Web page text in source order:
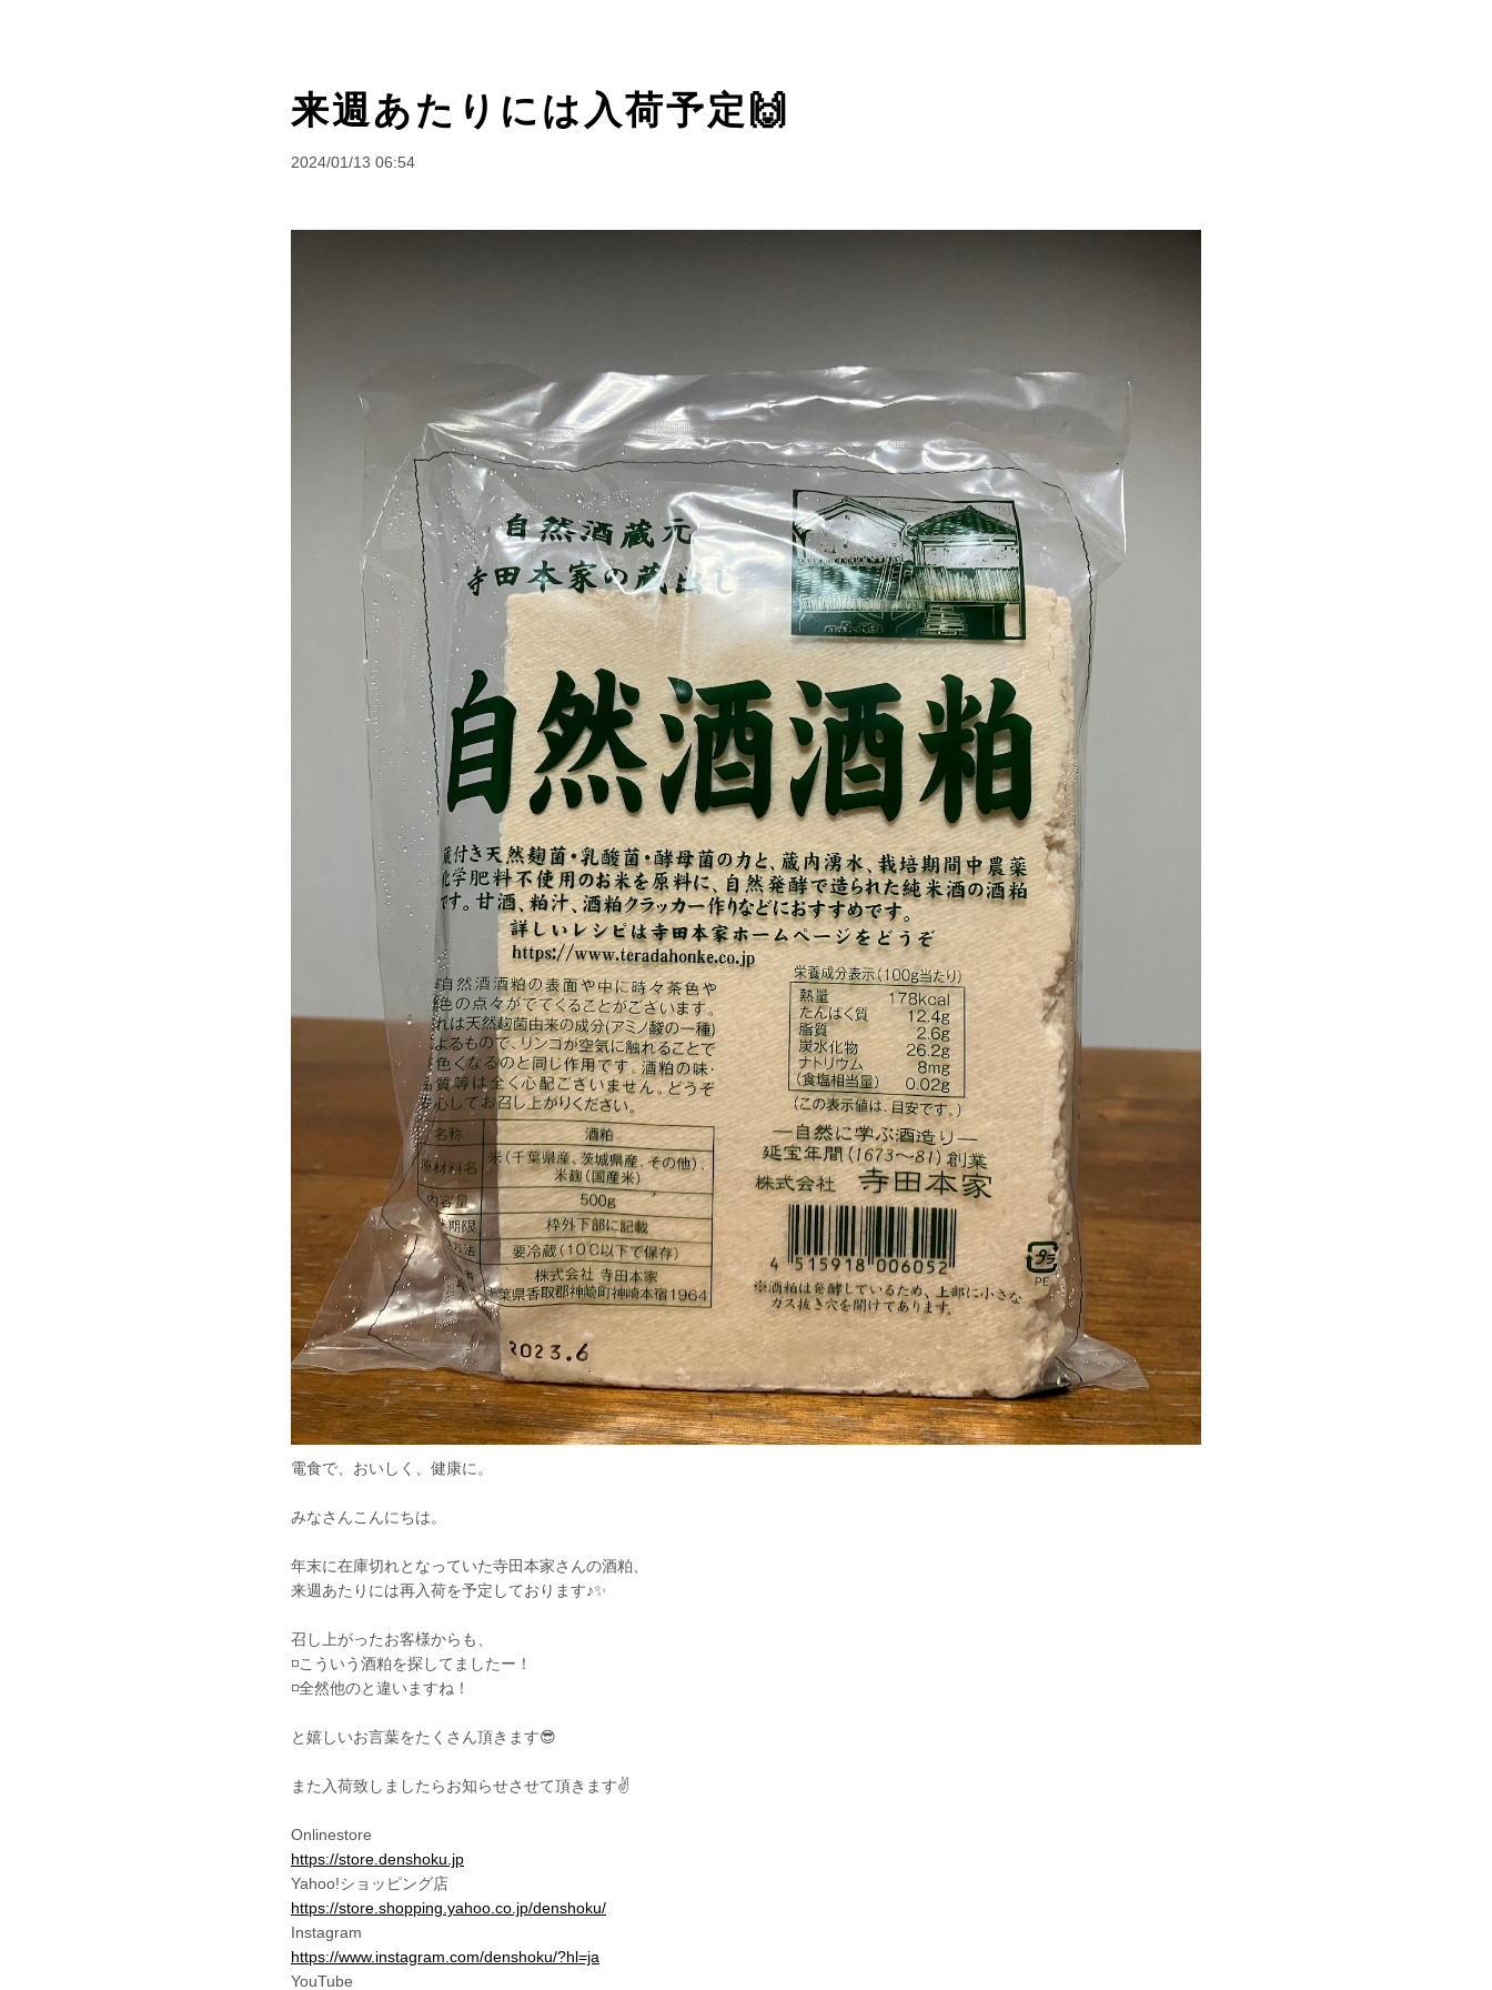
来週あたりには入荷予定🙌
2024/01/13 06:54
電食で、おいしく、健康に。
みなさんこんにちは。
年末に在庫切れとなっていた寺田本家さんの酒粕、
来週あたりには再入荷を予定しております♪✨
召し上がったお客様からも、
◽️こういう酒粕を探してましたー！
◽️全然他のと違いますね！
と嬉しいお言葉をたくさん頂きます😎
また入荷致しましたらお知らせさせて頂きます✌️
Onlinestore
https://store.denshoku.jp
Yahoo!ショッピング店
https://store.shopping.yahoo.co.jp/denshoku/
Instagram
https://www.instagram.com/denshoku/?hl=ja
YouTube